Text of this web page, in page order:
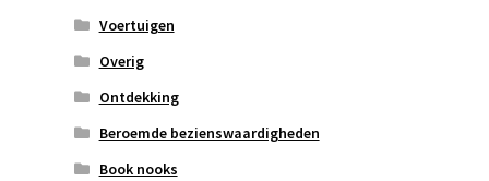
Voertuigen
Overig
Ontdekking
Beroemde bezienswaardigheden
Book nooks